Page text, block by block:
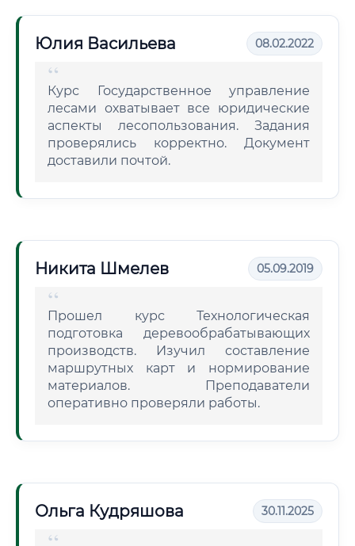
Юлия Васильева 08.02.2022
Курс Государственное управление
лесами охватывает все юридические
аспекты лесопользования. Задания
проверялись корректно. Документ
доставили почтой.
Никита Шмелев 05.09.2019
Прошел курс Технологическая
подготовка деревообрабатывающих
производств. Изучил составление
маршрутных карт и нормирование
материалов. Преподаватели
оперативно проверяли работы.
Ольга Кудряшова 30.11.2025